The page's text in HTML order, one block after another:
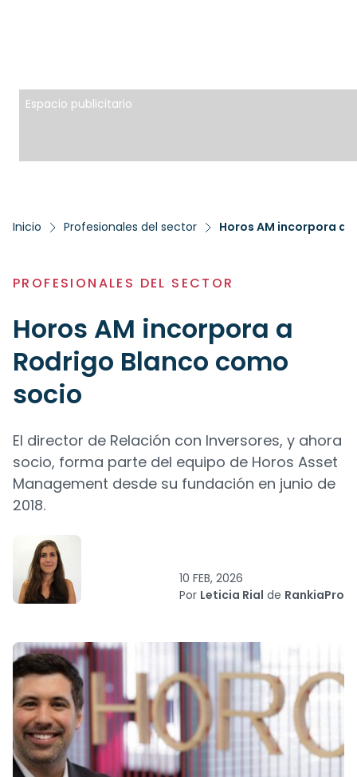
Espacio publicitario
Inicio Profesionales del sector Horos AM incorpora a
PROFESIONALES DEL SECTOR
Horos AM incorpora a
Rodrigo Blanco como
socio
El director de Relación con Inversores, y ahora
socio, forma parte del equipo de Horos Asset
Management desde su fundación en junio de
2018.
10 FEB, 2026
Por Leticia Rial de RankiaPro